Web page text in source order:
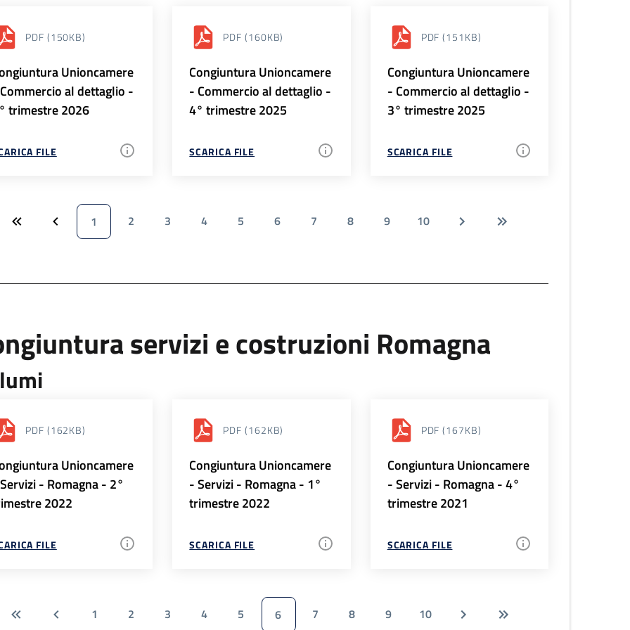
PDF (150KB)
Unioncamere
al dettaglio -
trimestre 2026
FILE
PDF (160KB)
Congiuntura Unioncamere
- Commercio al dettaglio -
4° trimestre 2025
SCARICA FILE
PDF (151KB)
Congiuntura Unioncamere
- Commercio al dettaglio -
3° trimestre 2025
SCARICA FILE
1 2 3 4 5 6 7 8 9 10
servizi e costruzioni Romagna
PDF (162KB)
Unioncamere
- Romagna - 2°
2022
FILE
PDF (162KB)
Congiuntura Unioncamere
- Servizi - Romagna - 1°
trimestre 2022
SCARICA FILE
PDF (167KB)
Congiuntura Unioncamere
- Servizi - Romagna - 4°
trimestre 2021
SCARICA FILE
1 2 3 4 5 6 7 8 9 10